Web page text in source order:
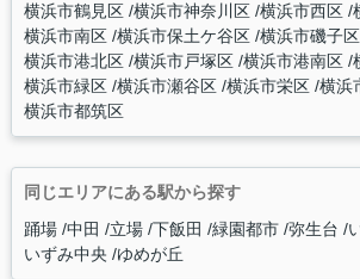
横浜市鶴見区 横浜市神奈川区 横浜市西区
横浜市南区 横浜市保土ケ谷区 横浜市磯子区
横浜市港北区 横浜市戸塚区 横浜市港南区
横浜市緑区 横浜市瀬谷区 横浜市栄区 横浜
横浜市都筑区
同じエリアにある駅から探す
踊場 中田 立場 下飯田 緑園都市 弥生台
いずみ中央 ゆめが丘